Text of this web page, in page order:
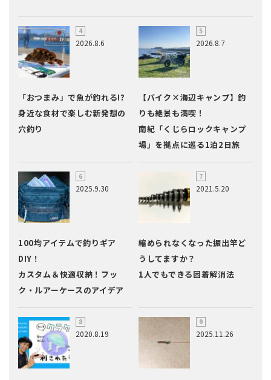
2026.8.6
「おつまみ」で魚が釣れる!?
身近な食材で楽しむ新発想の
穴釣り
2026.8.7
【バイク×海辺キャンプ】釣
りも絶景も満喫！
南紀「くじらロックキャンプ
場」を拠点に巡る1泊2日旅
2025.9.30
100均アイテムで釣りギア
DIY！
カスタム＆快適収納！フッ
ク・ルアーケースのアイデア
2021.5.20
縮められなくなった振出竿ど
うしてますか？
1人でもできる固着解消法
2020.8.19 2025.11.26